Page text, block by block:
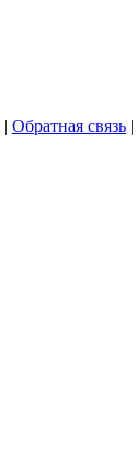
| Обратная связь |